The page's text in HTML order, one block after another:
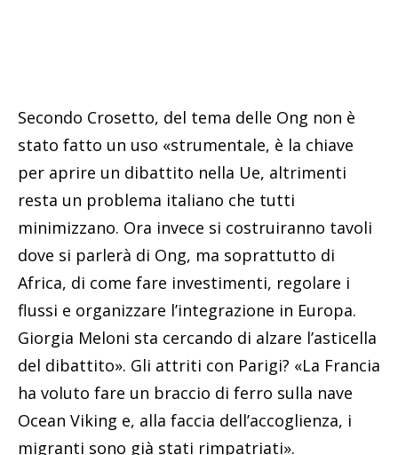
Secondo Crosetto, del tema delle Ong non è
stato fatto un uso «strumentale, è la chiave
per aprire un dibattito nella Ue, altrimenti
resta un problema italiano che tutti
minimizzano. Ora invece si costruiranno tavoli
dove si parlerà di Ong, ma soprattutto di
Africa, di come fare investimenti, regolare i
flussi e organizzare l’integrazione in Europa.
Giorgia Meloni sta cercando di alzare l’asticella
del dibattito». Gli attriti con Parigi? «La Francia
ha voluto fare un braccio di ferro sulla nave
Ocean Viking e, alla faccia dell’accoglienza, i
migranti sono già stati rimpatriati».